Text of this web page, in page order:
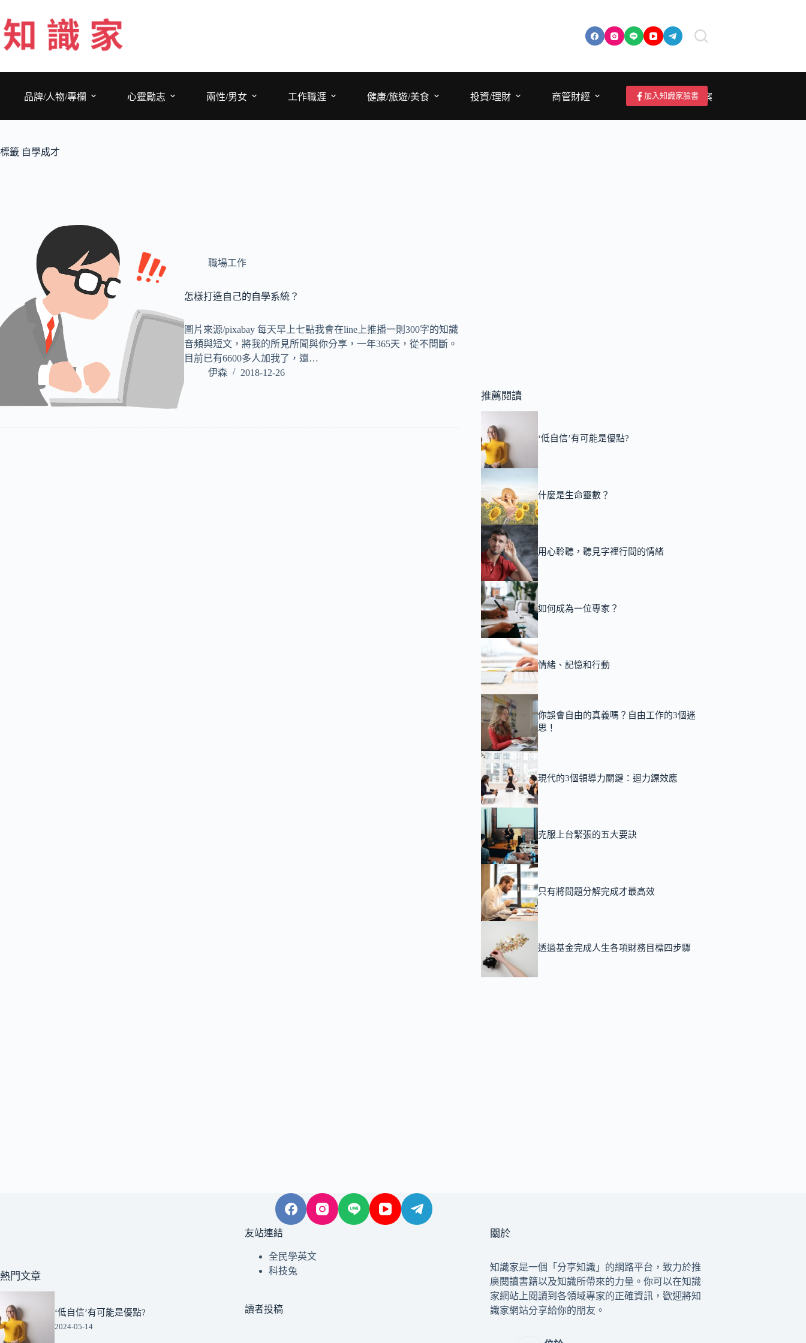
至
主
要
品牌/人物/專欄
心靈勵志 兩性/男女 工作職涯 健康/旅遊/美食 投資/理財 商管財經 成為作者/投稿/提案
加入知識家臉書
標籤 自學成才
職場工作
怎樣打造自己的自學系統？
圖片來源/pixabay 每天早上七點我會在line上推播一則300字的知識
音頻與短文，將我的所見所聞與你分享，一年365天，從不間斷。
目前已有6600多人加我了，還…
伊森
2018-12-26
推薦閱讀
‘低自信’有可能是優點?
什麼是生命靈數？
用心聆聽，聽見字裡行間的情緒
如何成為一位專家？
情緒、記憶和行動
你誤會自由的真義嗎？自由工作的3個迷
思！
現代的3個領導力關鍵：迴力鏢效應
克服上台緊張的五大要訣
只有將問題分解完成才最高效
透過基金完成人生各項財務目標四步驟
熱門文章
‘低自信’有可能是優點?
2024-05-14
友站連結
全民學英文
科技兔
讀者投稿
關於
知識家是一個「分享知識」的網路平台，致力於推
廣閱讀書籍以及知識所帶來的力量。你可以在知識
家網站上閱讀到各領域專家的正確資訊，歡迎將知
識家網站分享給你的朋友。